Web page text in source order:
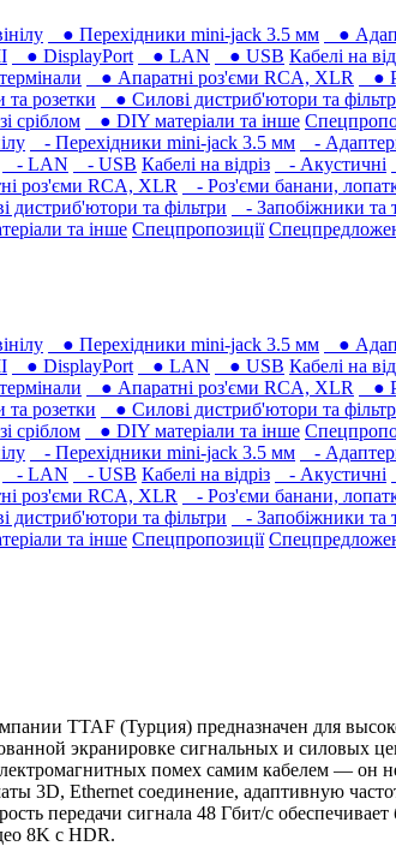
● Перехідники mini-jack 3.5 мм ●
● DisplayPort ● LAN ● USB Кабелі на
● Апаратні роз'єми RCA, XLR ●
розетки ● Силові дистриб'ютори та
сріблом ● DIY матеріали та інше
- Перехідники mini-jack 3.5 мм -
- LAN - USB Кабелі на відріз - Акустичні
роз'єми RCA, XLR - Роз'єми банани,
дистриб'ютори та фільтри - Запобіжники та
та інше Спецпропозиції
● Перехідники mini-jack 3.5 мм ●
● DisplayPort ● LAN ● USB Кабелі на
● Апаратні роз'єми RCA, XLR ●
розетки ● Силові дистриб'ютори та
сріблом ● DIY матеріали та інше
- Перехідники mini-jack 3.5 мм -
- LAN - USB Кабелі на відріз - Акустичні
роз'єми RCA, XLR - Роз'єми банани,
дистриб'ютори та фільтри - Запобіжники та
та інше Спецпропозиції
TTAF (Турция) предназначен для
экранировке сигнальных и силовых
помех самим кабелем — он
3D, Ethernet соединение, адаптивную
передачи сигнала 48 Гбит/с
8K с HDR.